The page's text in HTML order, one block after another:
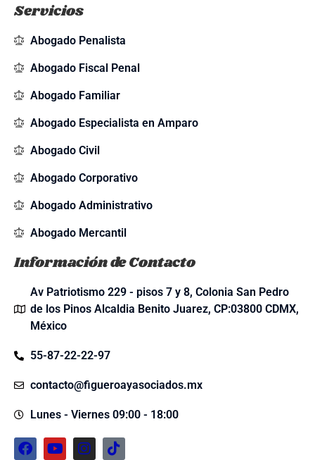
Servicios
Abogado Penalista
Abogado Fiscal Penal
Abogado Familiar
Abogado Especialista en Amparo
Abogado Civil
Abogado Corporativo
Abogado Administrativo
Abogado Mercantil
Información de Contacto
Av Patriotismo 229 - pisos 7 y 8, Colonia San Pedro
de los Pinos Alcaldia Benito Juarez, CP:03800 CDMX,
México
55-87-22-22-97
contacto@figueroayasociados.mx
Lunes - Viernes 09:00 - 18:00